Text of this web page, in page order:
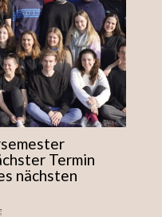
Termin
nächsten